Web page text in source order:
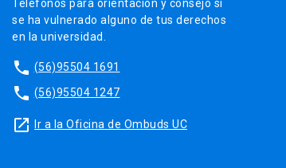
Teléfonos para orientación y consejo si
se ha vulnerado alguno de tus derechos
en la universidad.
phone (56)95504 1691
phone (56)95504 1247
launch Ir a la Oficina de Ombuds UC